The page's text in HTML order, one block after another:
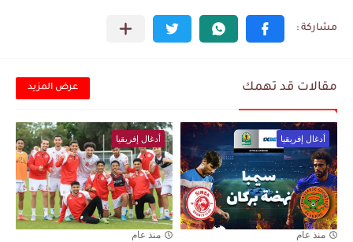
مقالات قد تهمك عرض المزيد
أدغال إفريقيا
منذ عام
أدغال إفريقيا
منذ عام